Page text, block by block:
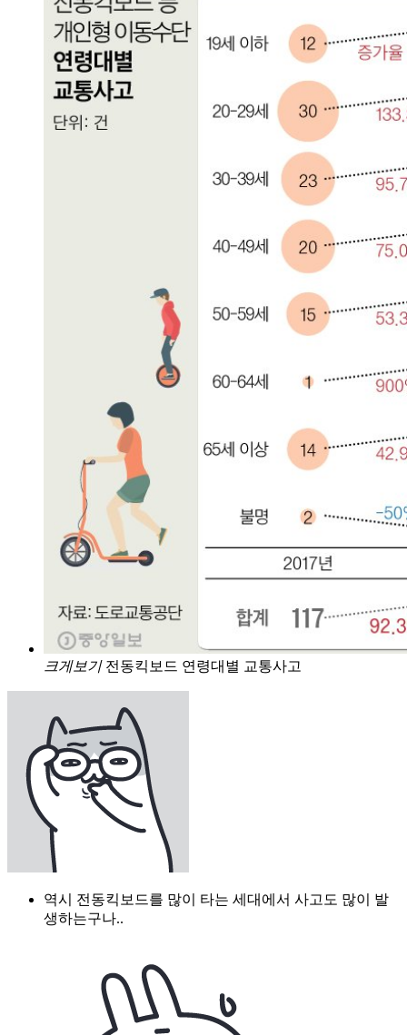
크게보기 전동킥보드 연령대별 교통사고
역시 전동킥보드를 많이 타는 세대에서 사고도 많이 발
생하는구나..